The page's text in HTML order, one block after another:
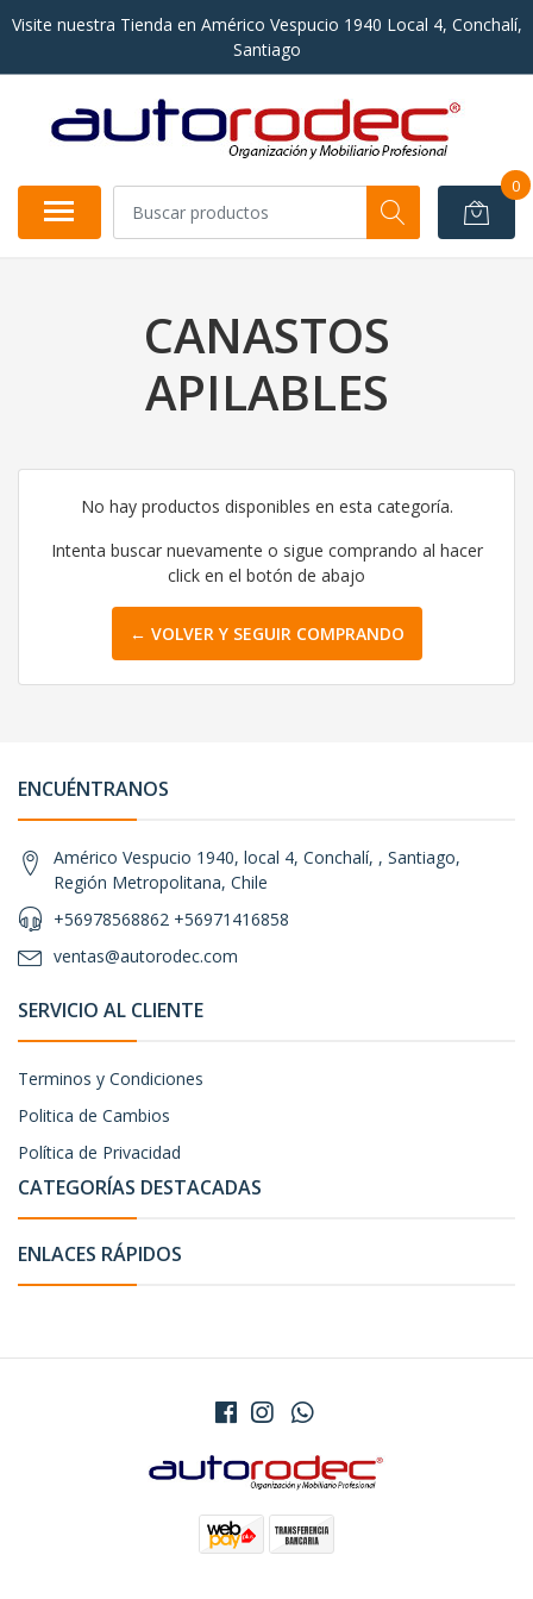
Visite nuestra Tienda en Américo Vespucio 1940 Local 4, Conchalí,
Santiago
0
CANASTOS
APILABLES
No hay productos disponibles en esta categoría.
Intenta buscar nuevamente o sigue comprando al hacer
click en el botón de abajo
← VOLVER Y SEGUIR COMPRANDO
ENCUÉNTRANOS
Américo Vespucio 1940, local 4, Conchalí, , Santiago,
Región Metropolitana, Chile
+56978568862 +56971416858
ventas@autorodec.com
SERVICIO AL CLIENTE
Terminos y Condiciones
Politica de Cambios
Política de Privacidad
CATEGORÍAS DESTACADAS
ENLACES RÁPIDOS